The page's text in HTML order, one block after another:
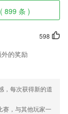
899 条 )
598
的奖励
，每次获得新的道
赛，与其他玩家一